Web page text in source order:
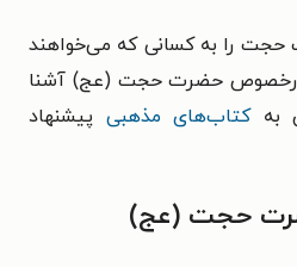
را به کسانی که می‌خواهند
درخصوص حضرت حجت (عج) آشنا
بهکتاب‌های مذهبی پیشنهاد
حجت (عج)